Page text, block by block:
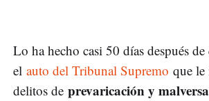
Lo ha hecho casi 50 días después
el auto del Tribunal Supremo que le
delitos de prevaricación y